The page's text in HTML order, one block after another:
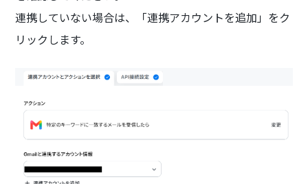
連携していない場合は、「連携アカウントを追加」をク
リックします。